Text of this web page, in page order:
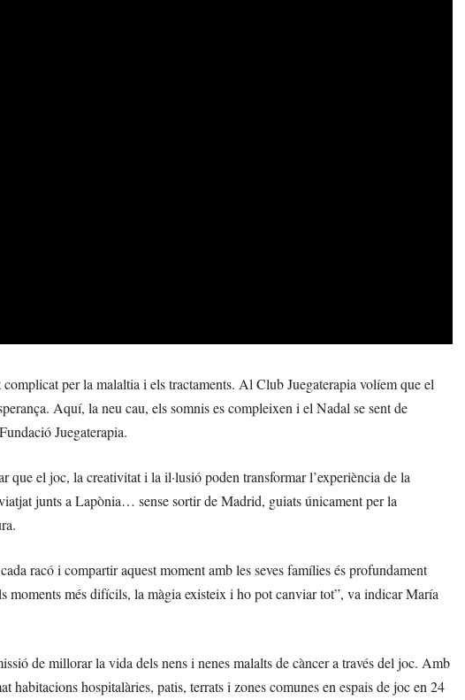
per la malaltia i els tractaments. Al Club Juegaterapia volíem que el
Aquí, la neu cau, els somnis es compleixen i el Nadal se sent de
Juegaterapia.
que el joc, la creativitat i la il·lusió poden transformar l’experiència de la
junts a Lapònia… sense sortir de Madrid, guiats únicament per la
racó i compartir aquest moment amb les seves famílies és profundament
moments més difícils, la màgia existeix i ho pot canviar tot”, va indicar María
de millorar la vida dels nens i nenes malalts de càncer a través del joc. Amb
habitacions hospitalàries, patis, terrats i zones comunes en espais de joc en 24